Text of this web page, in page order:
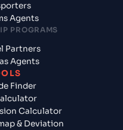
Agents
PROGRAMS
Partners
Agents
Finder
Calculator
& Deviation